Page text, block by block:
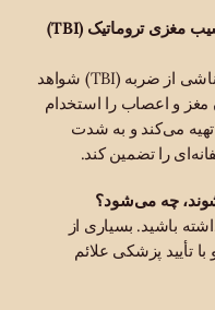
۴. یک وکیل چگونه می‌تواند در پرونده آسیب مغزی تروماتیک (TBI)
یک وکیل متخصص در آسیب‌های مغزی ناشی از ضربه (TBI) شواهد
و اعصاب را استخدام
تهیه می‌کند و به شدت
را تضمین کند.
باشید. بسیاری از
تأیید پزشکی علائم